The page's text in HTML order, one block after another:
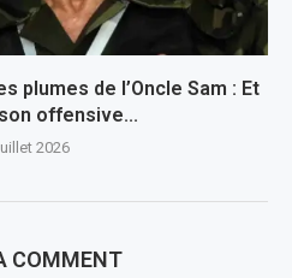
plumes de l’Oncle Sam : Et
offensive...
2026
COMMENT